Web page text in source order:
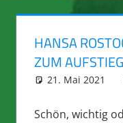
HANSA
ZUM
21. Mai 2021
Schön, wichtig